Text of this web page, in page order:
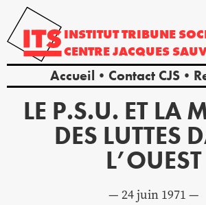
INSTITUTTRIBUNE
CENTREJACQUES
Accueil Contact CJS
LE P.S.U. ET LA
DES LUTTES
L’OUEST
24 juin 1971